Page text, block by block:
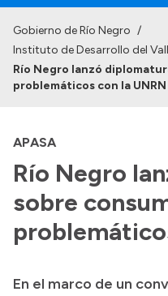
Institucional
Normativa
Historia
Gobierno de Río Negro /
Instituto de Desarrollo del
Río Negro lanzó
problemáticos con la UNRN
APASA
Río Negro
sobre
En el marco de un